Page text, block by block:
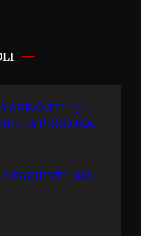
APPALTI”: 70
PROCURA.
PAZIENTI, MA